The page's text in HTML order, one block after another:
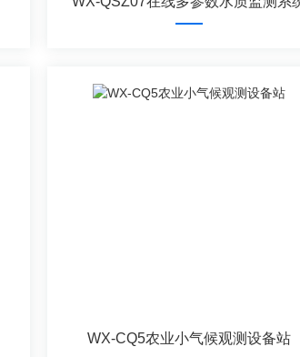
WX-CQ5农业小气候观测设备站